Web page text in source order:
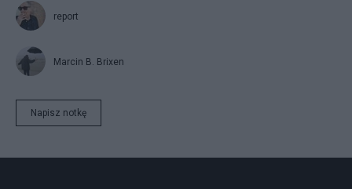
report
Marcin B. Brixen
Napisz notkę